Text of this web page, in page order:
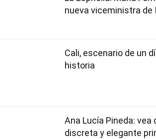
nueva viceministra
Cali, escenario de un
historia
Ana Lucía Pineda: vea
discreta y elegante